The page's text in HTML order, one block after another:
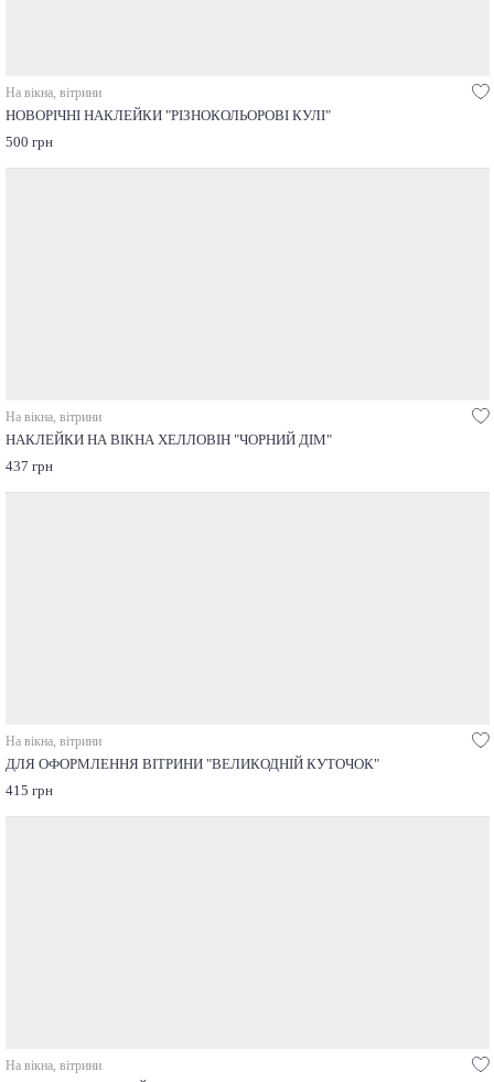
На вікна, вітрини
НОВОРІЧНІ НАКЛЕЙКИ "РІЗНОКОЛЬОРОВІ КУЛІ"
500 грн
На вікна, вітрини
НАКЛЕЙКИ НА ВІКНА ХЕЛЛОВІН "ЧОРНИЙ ДІМ"
437 грн
На вікна, вітрини
ДЛЯ ОФОРМЛЕННЯ ВІТРИНИ "ВЕЛИКОДНІЙ КУТОЧОК"
415 грн
На вікна, вітрини